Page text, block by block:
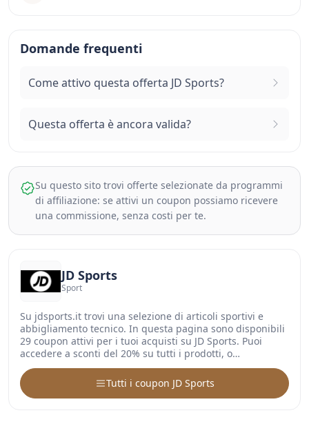
Domande frequenti
Come attivo questa offerta JD Sports?
Questa offerta è ancora valida?
Su questo sito trovi offerte selezionate da programmi
di affiliazione: se attivi un coupon possiamo ricevere
una commissione, senza costi per te.
JD Sports
Sport
Su jdsports.it trovi una selezione di articoli sportivi e
abbigliamento tecnico. In questa pagina sono disponibili
29 coupon attivi per i tuoi acquisti su JD Sports. Puoi
accedere a sconti del 20% su tutti i prodotti, o…
Tutti i coupon JD Sports